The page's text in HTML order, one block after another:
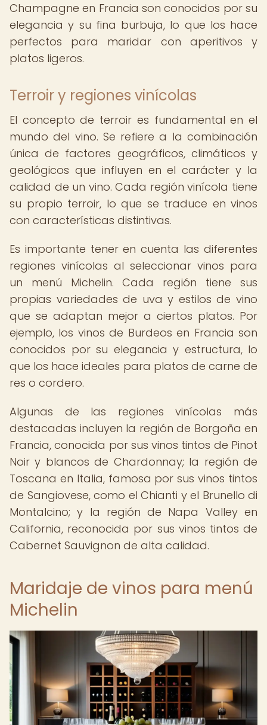
Champagne en Francia son conocidos por su
elegancia y su fina burbuja, lo que los hace
perfectos para maridar con aperitivos y
platos ligeros.
Terroir y regiones vinícolas
El concepto de terroir es fundamental en el
mundo del vino. Se refiere a la combinación
única de factores geográficos, climáticos y
geológicos que influyen en el carácter y la
calidad de un vino. Cada región vinícola tiene
su propio terroir, lo que se traduce en vinos
con características distintivas.
Es importante tener en cuenta las diferentes
regiones vinícolas al seleccionar vinos para
un menú Michelin. Cada región tiene sus
propias variedades de uva y estilos de vino
que se adaptan mejor a ciertos platos. Por
ejemplo, los vinos de Burdeos en Francia son
conocidos por su elegancia y estructura, lo
que los hace ideales para platos de carne de
res o cordero.
Algunas de las regiones vinícolas más
destacadas incluyen la región de Borgoña en
Francia, conocida por sus vinos tintos de Pinot
Noir y blancos de Chardonnay; la región de
Toscana en Italia, famosa por sus vinos tintos
de Sangiovese, como el Chianti y el Brunello di
Montalcino; y la región de Napa Valley en
California, reconocida por sus vinos tintos de
Cabernet Sauvignon de alta calidad.
Maridaje de vinos para menú
Michelin